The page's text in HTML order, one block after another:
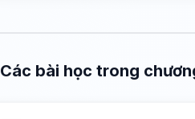
Các bài học trong